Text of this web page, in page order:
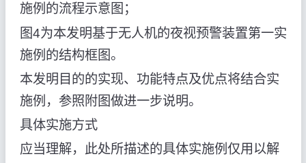
施例的流程示意图；
图4为本发明基于无人机的夜视预警装置第一实
施例的结构框图。
本发明目的的实现、功能特点及优点将结合实
施例，参照附图做进一步说明。
具体实施方式
应当理解，此处所描述的具体实施例仅用以解